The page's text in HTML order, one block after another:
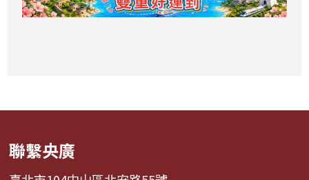
聯繫央廣